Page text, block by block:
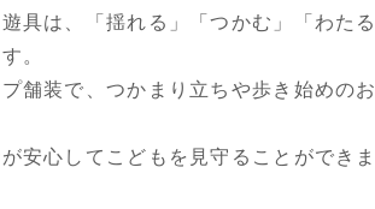
具は、「揺れる」「つかむ」「わた
。
舗装で、つかまり立ちや歩き始めの
安心してこどもを見守ることができま